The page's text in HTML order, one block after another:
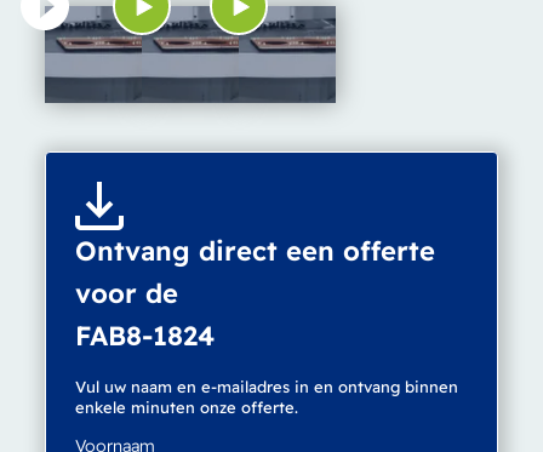
Ontvang direct een offerte
voor de
FAB8-1824
Vul uw naam en e-mailadres in en ontvang binnen
enkele minuten onze offerte.